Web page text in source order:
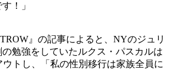
！」
』の記事によると、NYのジュリ
勉強をしていたルクス・パスカルは
ウトし、「私の性別移行は家族全員に